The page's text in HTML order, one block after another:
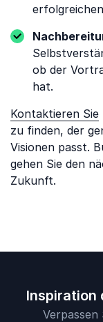
ob der
hat.
Kontaktieren Sie
zu finden, der
Visionen passt.
gehen Sie den
Zukunft.
Inspiration